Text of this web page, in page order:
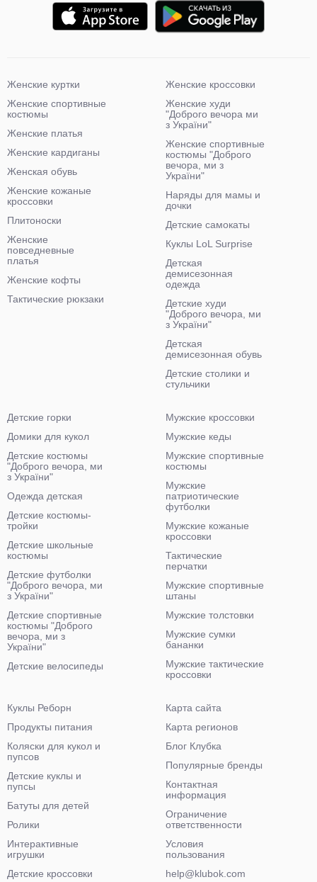
Женские куртки
Женские спортивные
костюмы
Женские платья
Женские кардиганы
Женская обувь
Женские кожаные
кроссовки
Плитоноски
Женские
повседневные
платья
Женские кофты
Тактические рюкзаки
Женские кроссовки
Женские худи
"Доброго вечора ми
з України"
Женские спортивные
костюмы "Доброго
вечора, ми з
України"
Наряды для мамы и
дочки
Детские самокаты
Куклы LoL Surprise
Детская
демисезонная
одежда
Детские худи
"Доброго вечора, ми
з України"
Детская
демисезонная обувь
Детские столики и
стульчики
Детские горки
Домики для кукол
Детские костюмы
"Доброго вечора, ми
з України"
Одежда детская
Детские костюмы-
тройки
Детские школьные
костюмы
Детские футболки
"Доброго вечора, ми
з України"
Детские спортивные
костюмы "Доброго
вечора, ми з
України"
Детские велосипеды
Мужские кроссовки
Мужские кеды
Мужские спортивные
костюмы
Мужские
патриотические
футболки
Мужские кожаные
кроссовки
Тактические
перчатки
Мужские спортивные
штаны
Мужские толстовки
Мужские сумки
бананки
Мужские тактические
кроссовки
Куклы Реборн
Продукты питания
Коляски для кукол и
пупсов
Детские куклы и
пупсы
Батуты для детей
Ролики
Интерактивные
игрушки
Детские кроссовки
Карта сайта
Карта регионов
Блог Клубка
Популярные бренды
Контактная
информация
Ограничение
ответственности
Условия
пользования
help@klubok.com